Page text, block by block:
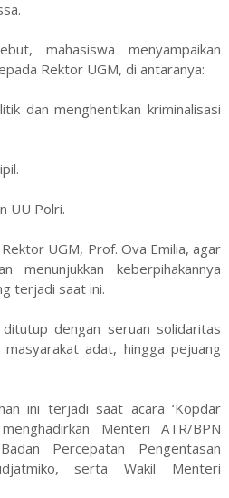
mahasiswa menyampaikan
Rektor UGM, di antaranya:
dan menghentikan kriminalisasi
UU Polri.
UGM, Prof. Ova Emilia, agar
menunjukkan keberpihakannya
terjadi saat ini.
dengan seruan solidaritas
adat, hingga pejuang
ini terjadi saat acara ‘Kopdar
Menteri ATR/BPN
Percepatan Pengentasan
serta Wakil Menteri